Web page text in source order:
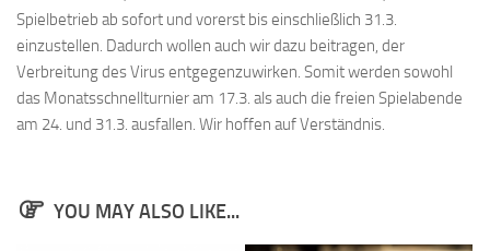
Bayernpokal
Bonner Schnellschachturniere
Mannschaften
2. Mannschaft
Spielbetrieb ab sofort und vorerst bis einschließlich 31.3.
einzustellen. Dadurch wollen auch wir dazu beitragen, der
Verbreitung des Virus entgegenzuwirken. Somit werden sowohl
das Monatsschnellturnier am 17.3. als auch die freien Spielabende
am 24. und 31.3. ausfallen. Wir hoffen auf Verständnis.
YOU MAY ALSO LIKE...